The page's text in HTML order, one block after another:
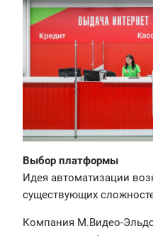
Выбор платформы
Идея автоматизации
существующих
Компания М.Видео-